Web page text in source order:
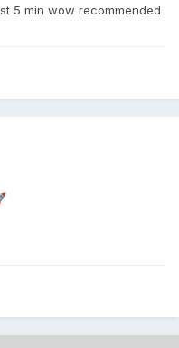
5 min wow recommended